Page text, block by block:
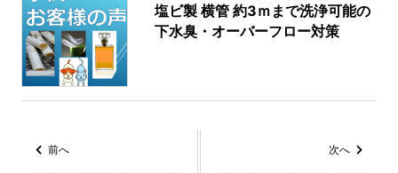
塩ビ製 横管 約3ｍまで洗浄可能の
下水臭・オーバーフロー対策
前へ 次へ